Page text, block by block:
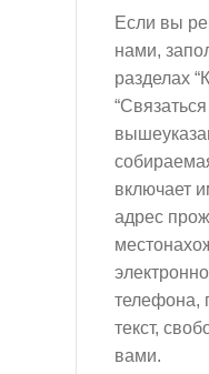
Если вы
нами,
разделах
включает
адрес
телефона,
текст,
вами.